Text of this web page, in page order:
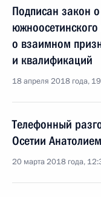
Подписан закон
о взаимном
и квалификаций
18 апреля 2018 года,
Телефонный
Осетии
20 марта 2018 года,